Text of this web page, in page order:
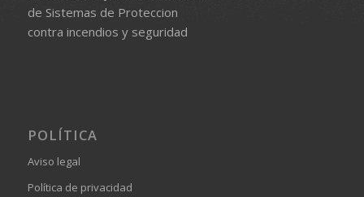
de Sistemas de Proteccion
contra incendios y seguridad
POLÍTICA
Aviso legal
Política de privacidad